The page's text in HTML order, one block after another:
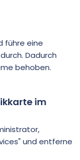
führe eine
Dadurch
behoben.
im
und entferne